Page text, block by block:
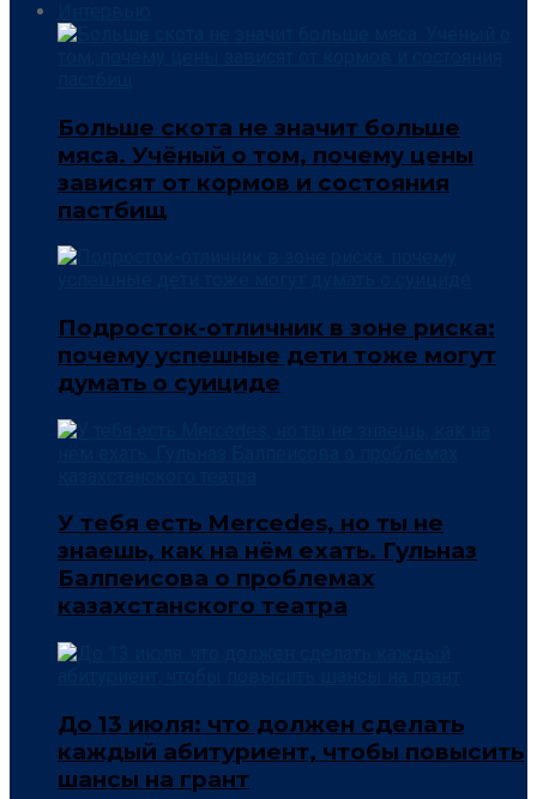
Больше скота не значит больше
мяса. Учёный о том, почему цены
зависят от кормов и состояния
пастбищ
Подросток-отличник в зоне риска:
почему успешные дети тоже могут
думать о суициде
У тебя есть Mercedes, но ты не
знаешь, как на нём ехать. Гульназ
Балпеисова о проблемах
казахстанского театра
До 13 июля: что должен сделать
каждый абитуриент, чтобы повысить
шансы на грант